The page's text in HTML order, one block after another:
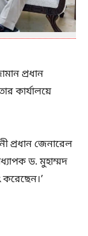
প্রধান
কার্যালয়ে
প্রধান জেনারেল
ড. মুহাম্মদ
করেছেন।’